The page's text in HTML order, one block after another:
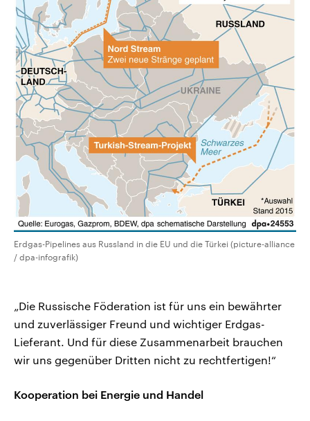
Erdgas-Pipelines aus Russland in die EU und die Türkei (picture-alliance
/ dpa-infografik)
„Die Russische Föderation ist für uns ein bewährter
und zuverlässiger Freund und wichtiger Erdgas-
Lieferant. Und für diese Zusammenarbeit brauchen
wir uns gegenüber Dritten nicht zu rechtfertigen!“
Kooperation bei Energie und Handel